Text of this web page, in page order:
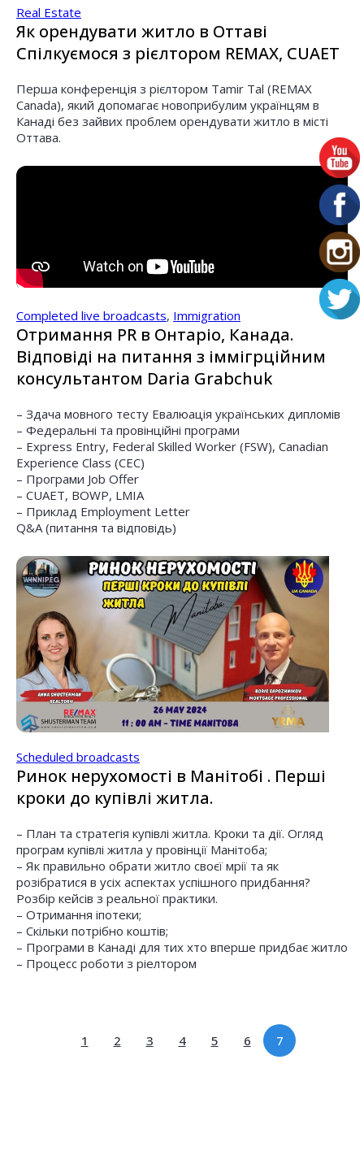
Real Estate
Як орендувати житло в Оттаві
Спілкуємося з рієлтором REMAX, CUAET
Перша конференція з рієлтором Tamir Tal (REMAX
Canada), який допомагає новоприбулим українцям в
Канаді без зайвих проблем орендувати житло в місті
Оттава.
Completed live broadcasts, Immigration
Отримання PR в Онтаріо, Канада.
Відповіді на питання з іммігрційним
консультантом Daria Grabchuk
– Здача мовного тесту Евалюація українських дипломів
– Федеральні та провінційні програми
– Express Entry, Federal Skilled Worker (FSW), Canadian
Experience Class (CEC)
– Програми Job Offer
– CUAET, BOWP, LMIA
– Приклад Employment Letter
Q&A (питання та відповідь)
Scheduled broadcasts
Ринок нерухомості в Манітобі . Перші
кроки до купівлі житла.
– План та стратегія купівлі житла. Кроки та дії. Огляд
програм купівлі житла у провінції Манітоба;
– Як правильно обрати житло своєї мрії та як
розібратися в усіх аспектах успішного придбання?
Розбір кейсів з реальної практики.
– Отримання іпотеки;
– Скільки потрібно коштів;
– Програми в Канаді для тих хто вперше придбає житло
– Процесс роботи з ріелтором
1 2 3 4 5 6 7